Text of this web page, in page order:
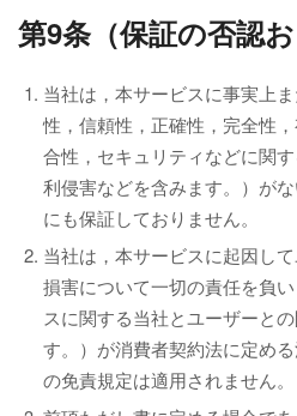
第9条（保証の否認
当社は，本サービスに事実上
性，信頼性，正確性，完全性
合性，セキュリティなどに関
利侵害などを含みます。）が
にも保証しておりません。
当社は，本サービスに起因し
損害について一切の責任を負
スに関する当社とユーザーと
す。）が消費者契約法に定め
の免責規定は適用されません。